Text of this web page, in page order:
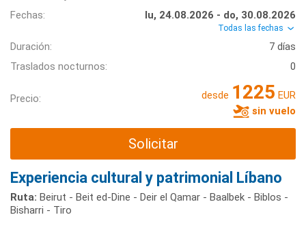
Fechas:
lu, 24.08.2026 - do, 30.08.2026
Todas las fechas
Duración:
7 días
Traslados nocturnos:
0
Precio: desde 1225 EUR
sin vuelo
Solicitar
Experiencia cultural y patrimonial Líbano
Ruta: Beirut - Beit ed-Dine - Deir el Qamar - Baalbek - Biblos -
Bisharri - Tiro